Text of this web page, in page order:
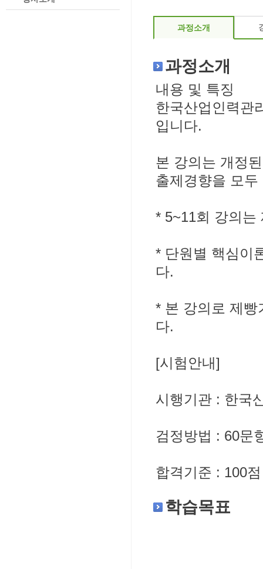
과정소개
과정소개
내용 및 특징
한국산업인력관
입니다.
본 강의는 개정
출제경향을 모
* 5~11회 강의는
* 단원별 핵심이
다.
* 본 강의로 제빵
다.
[시험안내]
시행기관 : 한국
검정방법 : 60문
합격기준 : 100
학습목표